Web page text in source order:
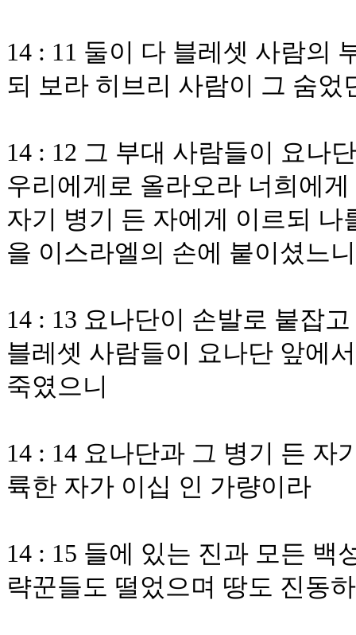
14 : 11 둘이 다 블레셋 사람의
되 보라 히브리 사람이 그 숨었
14 : 12 그 부대 사람들이 요나
우리에게로 올라오라 너희에
자기 병기 든 자에게 이르되
을 이스라엘의 손에 붙이셨느
14 : 13 요나단이 손발로 붙잡
블레셋 사람들이 요나단 앞에
죽였으니
14 : 14 요나단과 그 병기 든 자
륙한 자가 이십 인 가량이라
14 : 15 들에 있는 진과 모든 백
략꾼들도 떨었으며 땅도 진동